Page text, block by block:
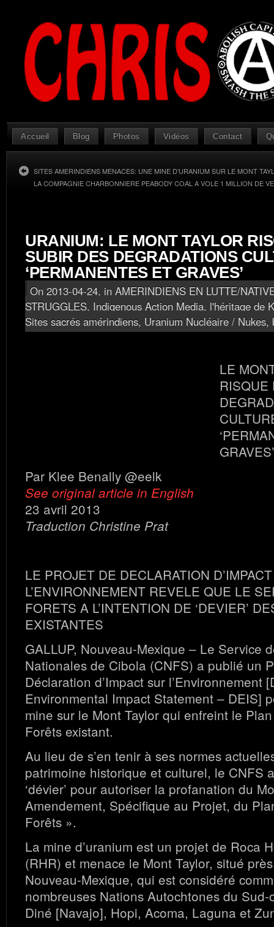
Accueil Blog Photos Vidéos Contact
SITES AMERINDIENS MENACES: UNE MINE D’URANIUM SUR LE MONT
LA COMPAGNIE CHARBONNIERE PEABODY COAL A VOLE 1 MILLION DE
URANIUM: LE MONT TAYLOR
SUBIR DES DEGRADATIONS
‘PERMANENTES ET GRAVES’
On 2013-04-24, in AMERINDIENS EN LUTTE/
STRUGGLES, Indigenous Action Media, l'héritage de
Sites sacrés amérindiens, Uranium Nucléaire / Nukes,
LE
RISQUE
Par Klee Benally @eelk
See original article in English
23 avril 2013
Traduction Christine Prat
LE PROJET DE DECLARATION
L’ENVIRONNEMENT REVELE QUE LE
FORETS A L’INTENTION DE ‘DEVIER’
EXISTANTES
GALLUP, Nouveau-Mexique – Le Service
Nationales de Cibola (CNFS) a publié un
Déclaration d’Impact sur l’Environnement
Environmental Impact Statement – DEIS]
mine sur le Mont Taylor qui enfreint le
Forêts existant.
Au lieu de s’en tenir à ses normes
patrimoine historique et culturel, le CNFS
‘dévier’ pour autoriser la profanation du
Amendement, Spécifique au Projet, du
Forêts ».
La mine d’uranium est un projet de Roca
(RHR) et menace le Mont Taylor, situé
Nouveau-Mexique, qui est considéré
nombreuses Nations Autochtones du
Diné [Navajo], Hopi, Acoma, Laguna et